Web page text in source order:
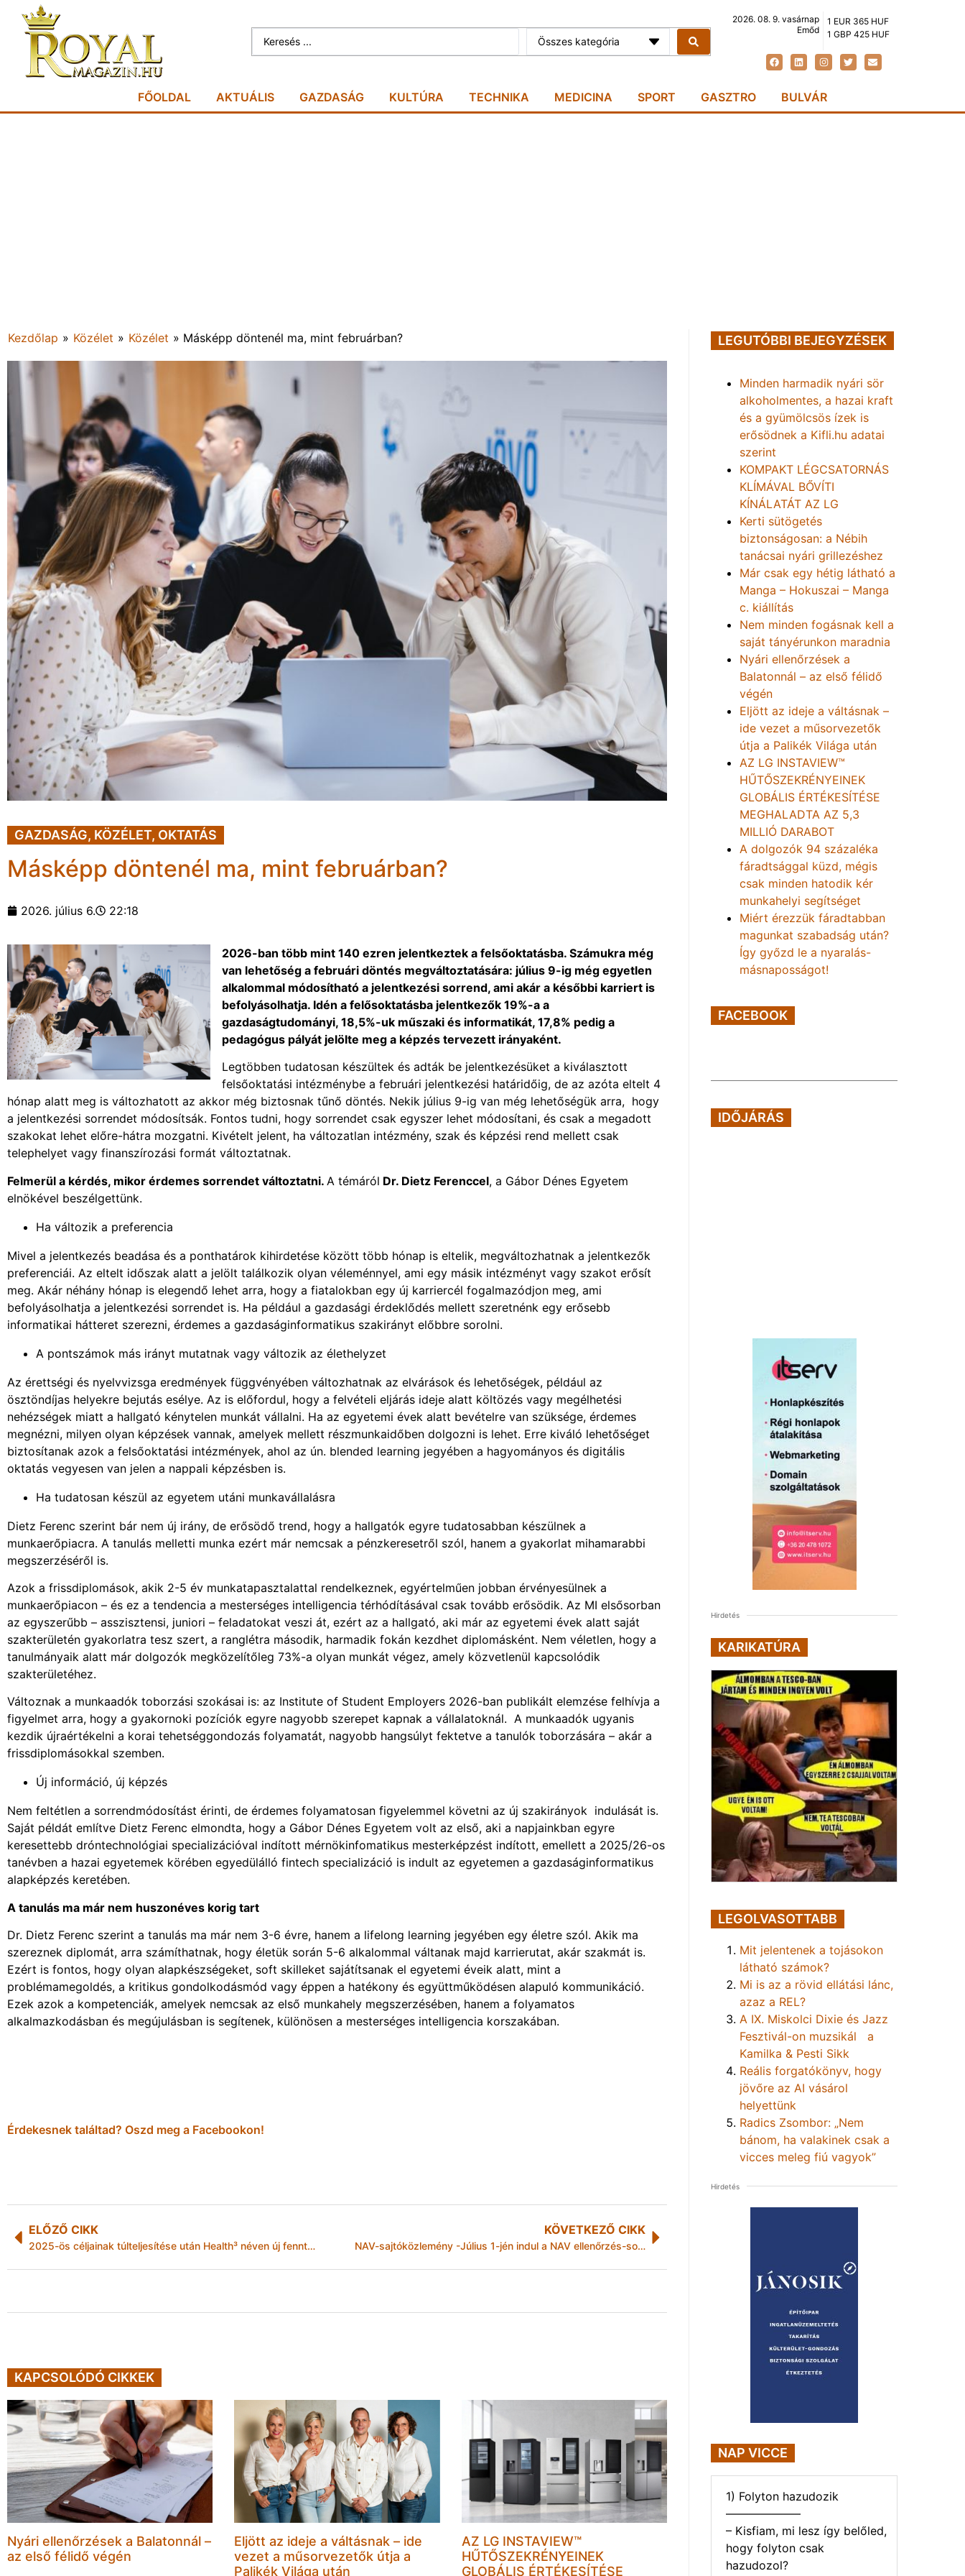
Összes kategória
2026. 08. 9. vasárnap
Emőd
1 EUR 365 HUF
1 GBP 425 HUF
FŐOLDAL AKTUÁLIS GAZDASÁG KULTÚRA TECHNIKA MEDICINA SPORT GASZTRO BULVÁR
Kezdőlap » Közélet » Közélet » Másképp döntenél ma, mint februárban?
GAZDASÁG, KÖZÉLET, OKTATÁS
Másképp döntenél ma, mint februárban?
2026. július 6. 22:18
2026-ban több mint 140 ezren jelentkeztek a felsőoktatásba. Számukra még
van lehetőség a februári döntés megváltoztatására: július 9-ig még egyetlen
alkalommal módosítható a jelentkezési sorrend, ami akár a későbbi karriert is
befolyásolhatja. Idén a felősoktatásba jelentkezők 19%-a a
gazdaságtudományi, 18,5%-uk műszaki és informatikát, 17,8% pedig a
pedagógus pályát jelölte meg a képzés tervezett irányaként.
Legtöbben tudatosan készültek és adták be jelentkezésüket a kiválasztott
felsőoktatási intézménybe a februári jelentkezési határidőig, de az azóta eltelt 4
hónap alatt meg is változhatott az akkor még biztosnak tűnő döntés. Nekik július 9-ig van még lehetőségük arra, hogy
a jelentkezési sorrendet módosítsák. Fontos tudni, hogy sorrendet csak egyszer lehet módosítani, és csak a megadott
szakokat lehet előre-hátra mozgatni. Kivételt jelent, ha változatlan intézmény, szak és képzési rend mellett csak
telephelyet vagy finanszírozási formát változtatnak.
Felmerül a kérdés, mikor érdemes sorrendet változtatni. A témáról Dr. Dietz Ferenccel, a Gábor Dénes Egyetem
elnökével beszélgettünk.
Ha változik a preferencia
Mivel a jelentkezés beadása és a ponthatárok kihirdetése között több hónap is eltelik, megváltozhatnak a jelentkezők
preferenciái. Az eltelt időszak alatt a jelölt találkozik olyan véleménnyel, ami egy másik intézményt vagy szakot erősít
meg. Akár néhány hónap is elegendő lehet arra, hogy a fiatalokban egy új karriercél fogalmazódjon meg, ami
befolyásolhatja a jelentkezési sorrendet is. Ha például a gazdasági érdeklődés mellett szeretnénk egy erősebb
informatikai hátteret szerezni, érdemes a gazdaságinformatikus szakirányt előbbre sorolni.
A pontszámok más irányt mutatnak vagy változik az élethelyzet
Az érettségi és nyelvvizsga eredmények függvényében változhatnak az elvárások és lehetőségek, például az
ösztöndíjas helyekre bejutás esélye. Az is előfordul, hogy a felvételi eljárás ideje alatt költözés vagy megélhetési
nehézségek miatt a hallgató kénytelen munkát vállalni. Ha az egyetemi évek alatt bevételre van szüksége, érdemes
megnézni, milyen olyan képzések vannak, amelyek mellett részmunkaidőben dolgozni is lehet. Erre kiváló lehetőséget
biztosítanak azok a felsőoktatási intézmények, ahol az ún. blended learning jegyében a hagyományos és digitális
oktatás vegyesen van jelen a nappali képzésben is.
Ha tudatosan készül az egyetem utáni munkavállalásra
Dietz Ferenc szerint bár nem új irány, de erősödő trend, hogy a hallgatók egyre tudatosabban készülnek a
munkaerőpiacra. A tanulás melletti munka ezért már nemcsak a pénzkeresetről szól, hanem a gyakorlat mihamarabbi
megszerzéséről is.
Azok a frissdiplomások, akik 2-5 év munkatapasztalattal rendelkeznek, egyértelműen jobban érvényesülnek a
munkaerőpiacon – és ez a tendencia a mesterséges intelligencia térhódításával csak tovább erősödik. Az MI elsősorban
az egyszerűbb – asszisztensi, juniori – feladatokat veszi át, ezért az a hallgató, aki már az egyetemi évek alatt saját
szakterületén gyakorlatra tesz szert, a ranglétra második, harmadik fokán kezdhet diplomásként. Nem véletlen, hogy a
tanulmányaik alatt már dolgozók megközelítőleg 73%-a olyan munkát végez, amely közvetlenül kapcsolódik
szakterületéhez.
Változnak a munkaadók toborzási szokásai is: az Institute of Student Employers 2026-ban publikált elemzése felhívja a
figyelmet arra, hogy a gyakornoki pozíciók egyre nagyobb szerepet kapnak a vállalatoknál. A munkaadók ugyanis
kezdik újraértékelni a korai tehetséggondozás folyamatát, nagyobb hangsúlyt fektetve a tanulók toborzására – akár a
frissdiplomásokkal szemben.
Új információ, új képzés
Nem feltétlen a sorrendmódosítást érinti, de érdemes folyamatosan figyelemmel követni az új szakirányok indulását is.
Saját példát említve Dietz Ferenc elmondta, hogy a Gábor Dénes Egyetem volt az első, aki a napjainkban egyre
keresettebb dróntechnológiai specializációval indított mérnökinfomatikus mesterképzést indított, emellett a 2025/26-os
tanévben a hazai egyetemek körében egyedülálló fintech specializáció is indult az egyetemen a gazdaságinformatikus
alapképzés keretében.
A tanulás ma már nem huszonéves korig tart
Dr. Dietz Ferenc szerint a tanulás ma már nem 3-6 évre, hanem a lifelong learning jegyében egy életre szól. Akik ma
szereznek diplomát, arra számíthatnak, hogy életük során 5-6 alkalommal váltanak majd karrierutat, akár szakmát is.
Ezért is fontos, hogy olyan alapkészségeket, soft skilleket sajátítsanak el egyetemi éveik alatt, mint a
problémamegoldés, a kritikus gondolkodásmód vagy éppen a hatékony és együttműködésen alapuló kommunikáció.
Ezek azok a kompetenciák, amelyek nemcsak az első munkahely megszerzésében, hanem a folyamatos
alkalmazkodásban és megújulásban is segítenek, különösen a mesterséges intelligencia korszakában.
Érdekesnek találtad? Oszd meg a Facebookon!
ELŐZŐ CIKK
2025-ös céljainak túlteljesítése után Health³ néven új fenntarthatósági stratégiát indít az Opella.
KÖVETKEZŐ CIKK
NAV-sajtóközlemény -Július 1-jén indul a NAV ellenőrzés-sorozata a Balatonnál, a Velencei- és a Tisza-tónál
KAPCSOLÓDÓ CIKKEK
Nyári ellenőrzések a Balatonnál –
az első félidő végén
Eljött az ideje a váltásnak – ide
vezet a műsorvezetők útja a
Palikék Világa után
AZ LG INSTAVIEW™
HŰTŐSZEKRÉNYEINEK
GLOBÁLIS ÉRTÉKESÍTÉSE
LEGUTÓBBI BEJEGYZÉSEK
Minden harmadik nyári sör
alkoholmentes, a hazai kraft
és a gyümölcsös ízek is
erősödnek a Kifli.hu adatai
szerint
KOMPAKT LÉGCSATORNÁS
KLÍMÁVAL BŐVÍTI
KÍNÁLATÁT AZ LG
Kerti sütögetés
biztonságosan: a Nébih
tanácsai nyári grillezéshez
Már csak egy hétig látható a
Manga – Hokuszai – Manga
c. kiállítás
Nem minden fogásnak kell a
saját tányérunkon maradnia
Nyári ellenőrzések a
Balatonnál – az első félidő
végén
Eljött az ideje a váltásnak –
ide vezet a műsorvezetők
útja a Palikék Világa után
AZ LG INSTAVIEW™
HŰTŐSZEKRÉNYEINEK
GLOBÁLIS ÉRTÉKESÍTÉSE
MEGHALADTA AZ 5,3
MILLIÓ DARABOT
A dolgozók 94 százaléka
fáradtsággal küzd, mégis
csak minden hatodik kér
munkahelyi segítséget
Miért érezzük fáradtabban
magunkat szabadság után?
Így győzd le a nyaralás-
másnaposságot!
FACEBOOK
IDŐJÁRÁS
Hirdetés
KARIKATÚRA
LEGOLVASOTTABB
Mit jelentenek a tojásokon
látható számok?
Mi is az a rövid ellátási lánc,
azaz a REL?
A IX. Miskolci Dixie és Jazz
Fesztivál-on muzsikál a
Kamilka & Pesti Sikk
Reális forgatókönyv, hogy
jövőre az AI vásárol
helyettünk
Radics Zsombor: „Nem
bánom, ha valakinek csak a
vicces meleg fiú vagyok”
Hirdetés
NAP VICCE
1) Folyton hazudozik
——————–
– Kisfiam, mi lesz így belőled,
hogy folyton csak
hazudozol?